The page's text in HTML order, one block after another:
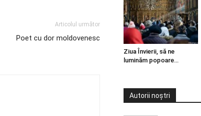
Articolul următor
Poet cu dor moldovenesc
Ziua Învierii, să ne
luminăm popoare…
Autorii noștri